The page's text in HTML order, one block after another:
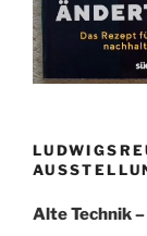
Alte Technik